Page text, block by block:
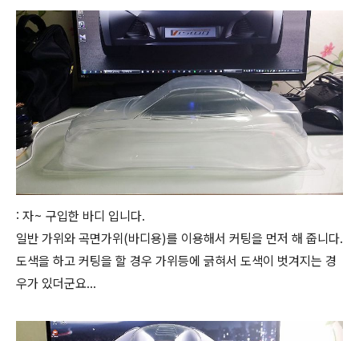
: 자~ 구입한 바디 입니다.
일반 가위와 곡면가위(바디용)를 이용해서 커팅을 먼저 해 줍니다.
도색을 하고 커팅을 할 경우 가위등에 긁혀서 도색이 벗겨지는 경
우가 있더군요...